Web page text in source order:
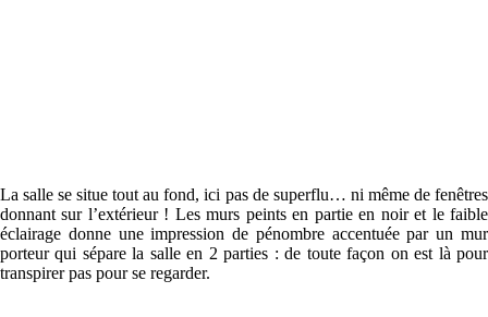
La salle se situe tout au fond, ici pas de superflu… ni même de fenêtres
donnant sur l’extérieur ! Les murs peints en partie en noir et le faible
éclairage donne une impression de pénombre accentuée par un mur
porteur qui sépare la salle en 2 parties : de toute façon on est là pour
transpirer pas pour se regarder.